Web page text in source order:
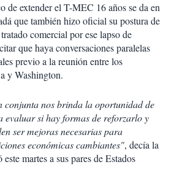
de extender el T-MEC 16 años se da en
que también hizo oficial su postura de
comercial por ese lapso de
que haya conversaciones paralelas
previo a la reunión entre los
y Washington.
conjunta nos brinda la oportunidad de
evaluar si hay formas de reforzarlo y
ser mejoras necesarias para
económicas cambiantes", decía la
martes a sus pares de Estados